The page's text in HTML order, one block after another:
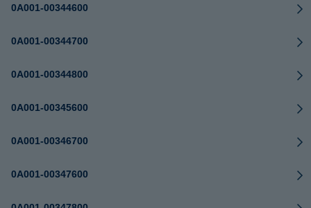
0A001-00344600
0A001-00344700
0A001-00344800
0A001-00345600
0A001-00346700
0A001-00347600